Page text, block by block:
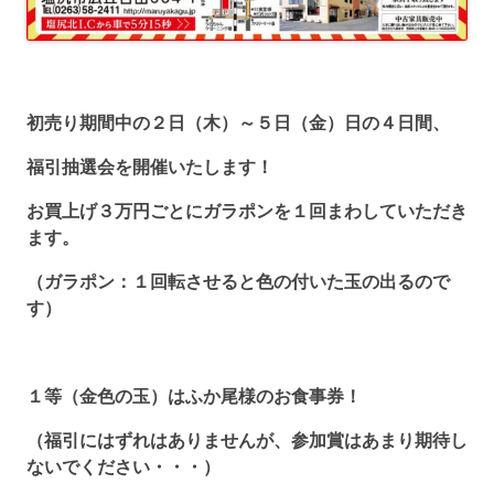
初売り期間中の２日（木）～５日（金）日の４日間、
福引抽選会を開催いたします！
お買上げ３万円ごとにガラポンを１回まわしていただき
ます。
（ガラポン：１回転させると色の付いた玉の出るので
す）
１等（金色の玉）はふか尾様のお食事券！
（福引にはずれはありませんが、参加賞はあまり期待し
ないでください・・・）